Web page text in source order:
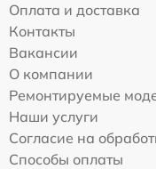
Оплата и доставка
Контакты
Вакансии
О компании
Ремонтируемые
Наши услуги
Согласие на
Способы оплаты